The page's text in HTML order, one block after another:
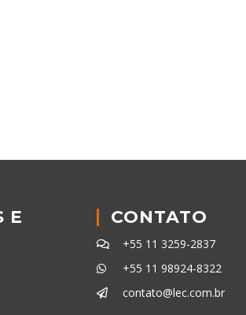
E
CONTATO
+55 11 3259-2837
+55 11 98924-8322
contato@lec.com.br